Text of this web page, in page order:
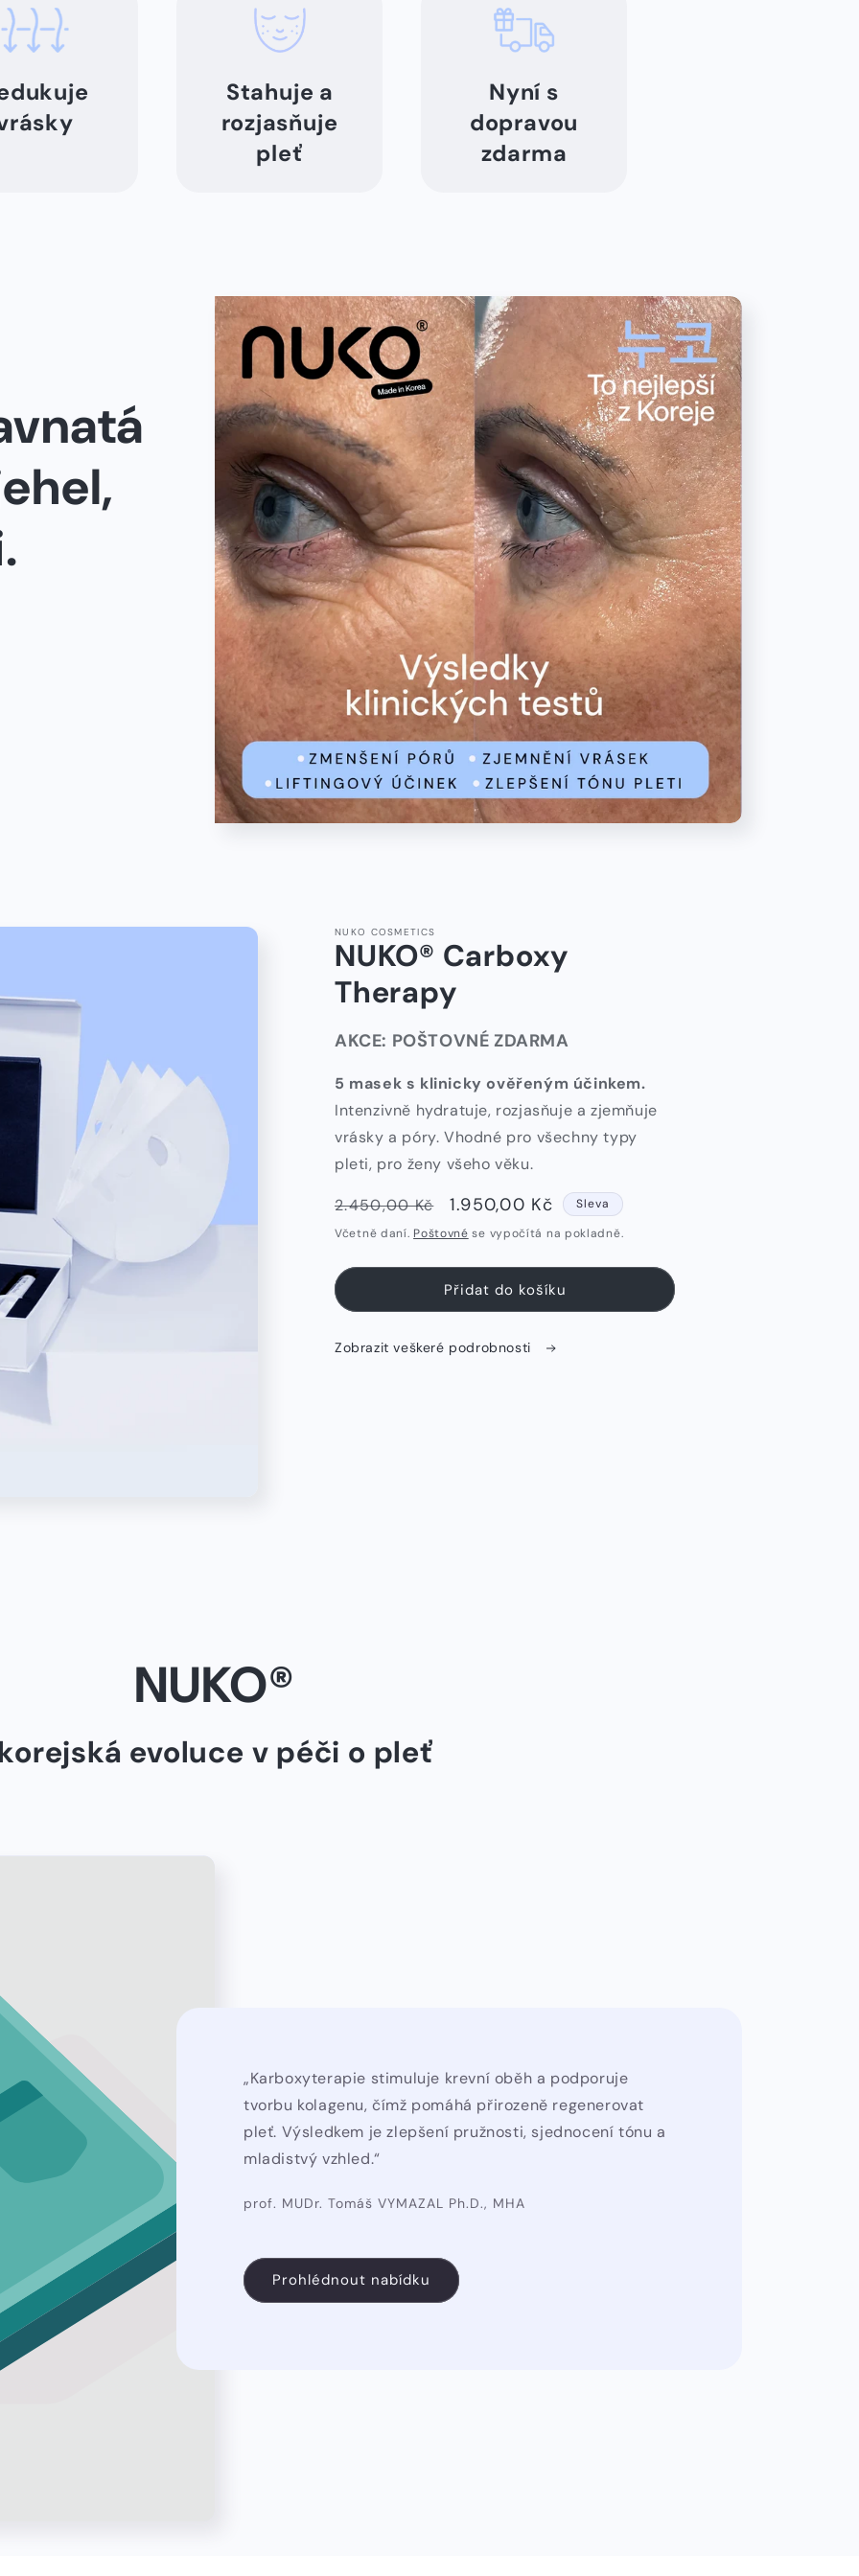
⁠Stahuje a
rozjasňuje
pleť
Nyní s
dopravou
zdarma
NUKO COSMETICS
NUKO® Carboxy
Therapy
AKCE: POŠTOVNÉ ZDARMA
5 masek s klinicky ověřeným účinkem.
Intenzivně hydratuje, rozjasňuje a zjemňuje
vrásky a póry. Vhodné pro všechny typy
pleti, pro ženy všeho věku.
Běžná
cena
2.450,00 Kč
Výprodejová
cena
1.950,00 Kč
Sleva
Včetně daní. Poštovné se vypočítá na pokladně.
Přidat do košíku
Zobrazit veškeré podrobnosti
NUKO®
evoluce v péči o pleť
„Karboxyterapie stimuluje krevní oběh a podporuje
tvorbu kolagenu, čímž pomáhá přirozeně regenerovat
pleť. Výsledkem je zlepšení pružnosti, sjednocení tónu a
mladistvý vzhled.“
prof. MUDr. Tomáš VYMAZAL Ph.D., MHA
Prohlédnout nabídku